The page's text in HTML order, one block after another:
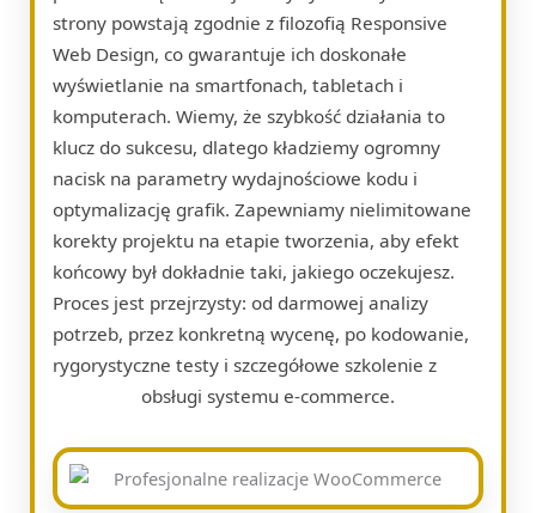
strony powstają zgodnie z filozofią Responsive
Web Design, co gwarantuje ich doskonałe
wyświetlanie na smartfonach, tabletach i
komputerach. Wiemy, że szybkość działania to
klucz do sukcesu, dlatego kładziemy ogromny
nacisk na parametry wydajnościowe kodu i
optymalizację grafik. Zapewniamy nielimitowane
korekty projektu na etapie tworzenia, aby efekt
końcowy był dokładnie taki, jakiego oczekujesz.
Proces jest przejrzysty: od darmowej analizy
potrzeb, przez konkretną wycenę, po kodowanie,
rygorystyczne testy i szczegółowe szkolenie z
obsługi systemu e-commerce.